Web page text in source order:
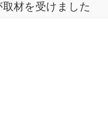
材を受けました